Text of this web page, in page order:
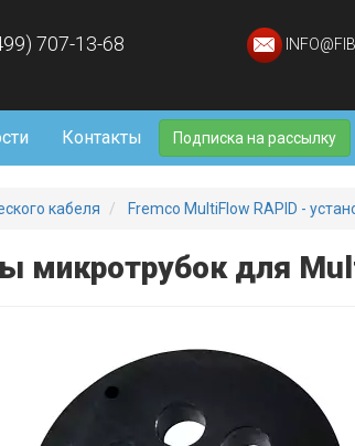
707-13-68
Контакты Подписка на рассылку
кабеля Fremco MultiFlow RAPID -
микротрубок для